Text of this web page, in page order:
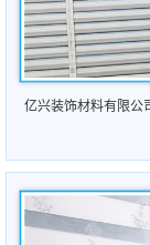
亿兴装饰材料有限公